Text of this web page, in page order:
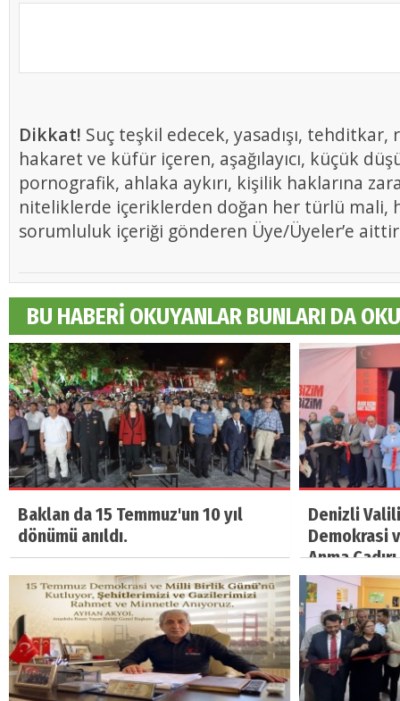
Dikkat! Suç teşkil edecek, yasadışı, tehditkar,
hakaret ve küfür içeren, aşağılayıcı, küçük
pornografik, ahlaka aykırı, kişilik haklarına
niteliklerde içeriklerden doğan her türlü mali,
sorumluluk içeriği gönderen Üye/Üyeler’e
BU HABERİ OKUYANLAR BUNLARI DA
Baklan da 15 Temmuz'un 10 yıl
dönümü anıldı.
Denizli
Demokrasi
Anma